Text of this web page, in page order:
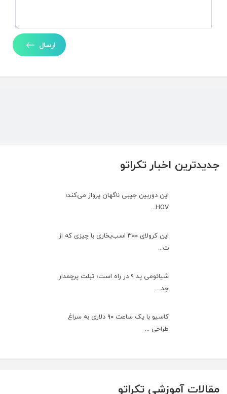
جدیدترین اخبار تکراتو
این دوربین جیبی ناگهان پرواز می‌کند؛
HOV...
این کرولای ۳۰۰ اسب‌بخاری با چیزی که از
ت...
شیائومی پد ۹ در راه است؛ تبلت پرچمدار
جد...
کاسیو با یک ساعت ۹۰ دلاری به سراغ
طراحی ...
ارسال
مقالات آموزشی تکراتو